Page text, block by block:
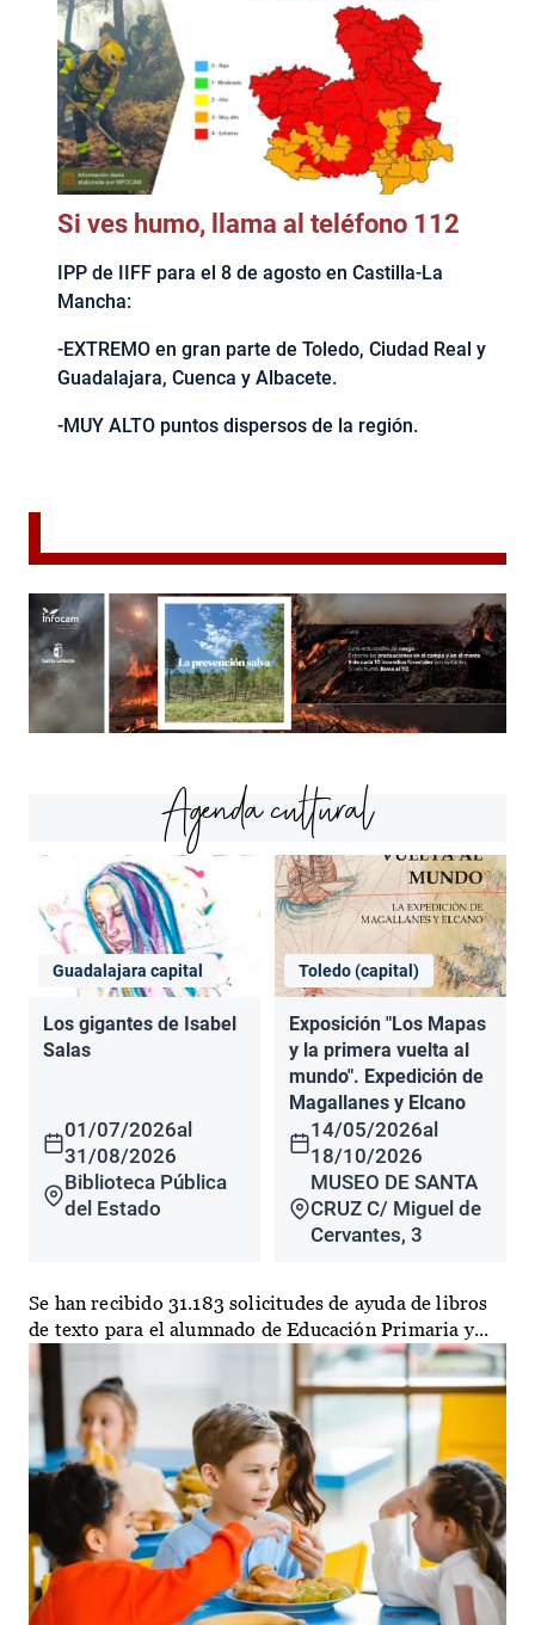
Si ves humo, llama al teléfono 112
IPP de IIFF para el 8 de agosto en Castilla-La
Mancha:
-EXTREMO en gran parte de Toledo, Ciudad Real y
Guadalajara, Cuenca y Albacete.
-MUY ALTO puntos dispersos de la región.
Agenda cultural
Guadalajara capital
Los gigantes de Isabel
Salas
01/07/2026al
31/08/2026
Biblioteca Pública
del Estado
Toledo (capital)
Exposición "Los Mapas
y la primera vuelta al
mundo". Expedición de
Magallanes y Elcano
14/05/2026al
18/10/2026
MUSEO DE SANTA
CRUZ C/ Miguel de
Cervantes, 3
Se han recibido 31.183 solicitudes de ayuda de libros
de texto para el alumnado de Educación Primaria y...